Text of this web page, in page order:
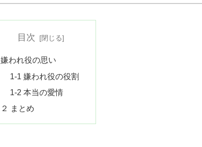
目次
嫌われ役の思い
1-1 嫌われ役の役割
1-2 本当の愛情
２ まとめ